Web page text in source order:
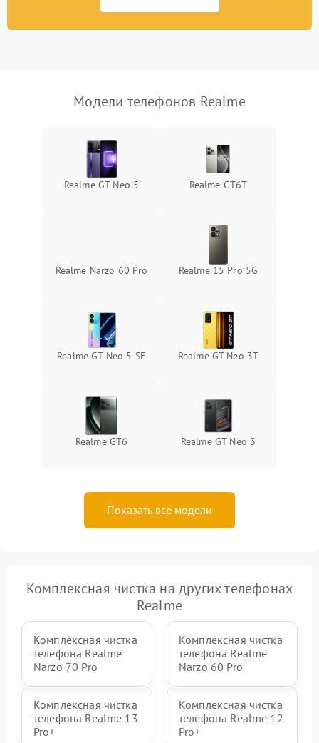
Модели телефонов Realme
Realme GT Neo 5 Realme GT6T
Realme Narzo 60 Pro Realme 15 Pro 5G
Realme GT Neo 5 SE Realme GT Neo 3T
Realme GT6 Realme GT Neo 3
Показать все модели
Комплексная чистка на других телефонах
Realme
Комплексная чистка
телефона Realme
Narzo 70 Pro
Комплексная чистка
телефона Realme
Narzo 60 Pro
Комплексная чистка
телефона Realme 13
Pro+
Комплексная чистка
телефона Realme 12
Pro+